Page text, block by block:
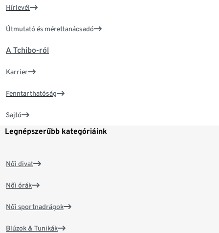
Hírlevél
Útmutató és mérettanácsadó
A Tchibo-ról
Karrier
Fenntarthatóság
Sajtó
Legnépszerűbb kategóriáink
Női divat
Női órák
Női sportnadrágok
Blúzok & Tunikák